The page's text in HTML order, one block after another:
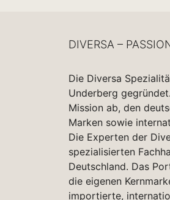
DIVERSA –
Die Diversa
Underberg
Mission ab, den
Marken sowie
Die Experten der
spezialisierten
Deutschland. Das
die eigenen
importierte,